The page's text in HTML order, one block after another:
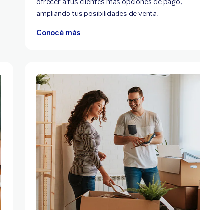
ofrecer a tus clientes más opciones de pago,
ampliando tus posibilidades de venta.
Conocé más